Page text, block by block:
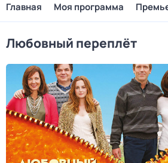
Главная Моя программа
Любовный переплёт